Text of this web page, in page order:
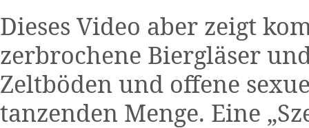
Dieses Video aber zeigt
zerbrochene Biergläser
Zeltböden und offene
tanzenden Menge. Eine